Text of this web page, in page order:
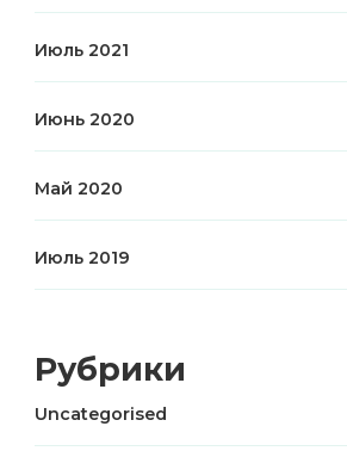
Июль 2021
Июнь 2020
Май 2020
Июль 2019
Рубрики
Uncategorised